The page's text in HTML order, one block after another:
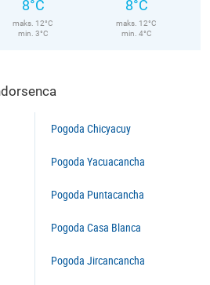
8°C
maks. 12°C
min. 3°C
8°C
maks. 12°C
min. 4°C
Pogoda Chicyacuy
Pogoda Yacuacancha
Pogoda Puntacancha
Pogoda Casa Blanca
Pogoda Jircancancha